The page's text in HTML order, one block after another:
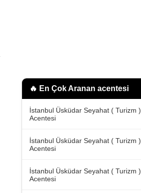
🔥 En Çok Aranan acentesi
İstanbul Üsküdar Seyahat ( Turizm )
Acentesi
İstanbul Üsküdar Seyahat ( Turizm )
Acentesi
İstanbul Üsküdar Seyahat ( Turizm )
Acentesi